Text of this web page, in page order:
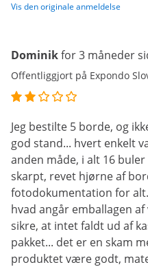
Vis den originale anmeldelse
Dominikfor 3 måneder
Offentliggjort på Expondo
Jeg bestilte 5 borde, og
god stand... hvert enkelt
anden måde, i alt 16
skarpt, revet hjørne af
fotodokumentation for
hvad angår emballagen
sikre, at intet faldt ud af
pakket... det er en skam
produktet være godt,